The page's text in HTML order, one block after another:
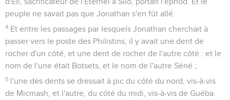
peuple ne savait pas que Jonathan s'en fût allé.
4 Et entre les passages par lesquels Jonathan cherchait à
passer vers le poste des Philistins, il y avait une dent de
rocher d'un côté, et une dent de rocher de l'autre côté : et le
nom de l'une était Botsets, et le nom de l'autre Séné ;
5 l'une des dents se dressait à pic du côté du nord, vis-à-vis
de Micmash, et l'autre, du côté du midi, vis-à-vis de Guéba.